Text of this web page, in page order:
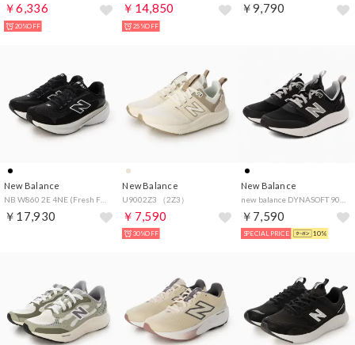
￥6,336
20%OFF
￥14,850
25%OFF
￥9,790
New Balance
￥17,930
New Balance
U9002Z3 （2Z3）
￥7,590
30%OFF
New Balance
￥7,590
SPECIAL PRICE 10%